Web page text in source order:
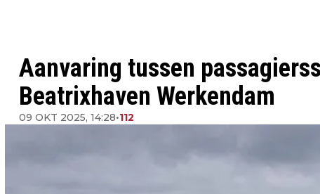
Aanvaring tussen
Beatrixhaven Werkendam
09 OKT 2025, 14:28•112